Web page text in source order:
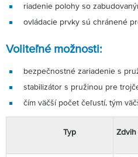
riadenie polohy so
ovládacie prvky sú chránené
Voliteľné možnosti:
bezpečnostné zariadenie s
stabilizátor s pružinou pre
čím väčší počet čeľustí, tým
Typ